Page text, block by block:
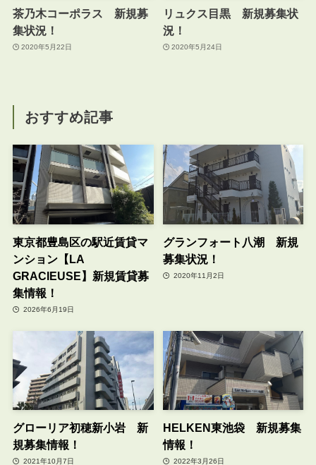
茶乃木コーポラス 新規募
集状況！
2020年5月22日
リュクス目黒 新規募集状
況！
2020年5月24日
おすすめ記事
東京都豊島区の駅近賃貸マ
ンション【LA
GRACIEUSE】新規賃貸募
集情報！
2026年6月19日
グランフォート八潮 新規
募集状況！
2020年11月2日
グローリア初穂新小岩 新
規募集情報！
2021年10月7日
HELKEN東池袋 新規募集
情報！
2022年3月26日